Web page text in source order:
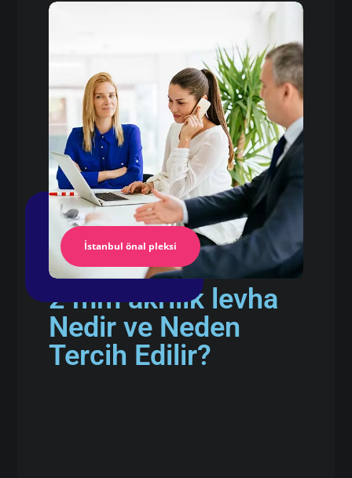
İstanbul önal pleksi
2 mm akrilik levha
Nedir ve Neden
Tercih Edilir?